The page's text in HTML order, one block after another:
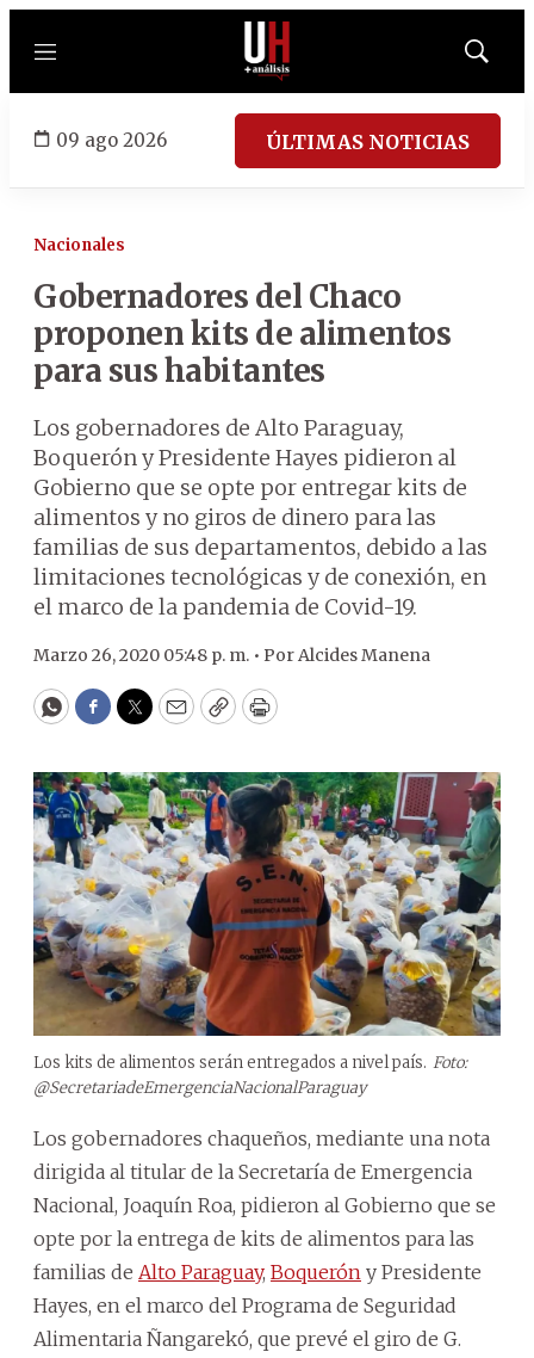
Menú
Mostrar
09 ago 2026 ÚLTIMAS NOTICIAS
Nacionales
Gobernadores del Chaco
proponen kits de alimentos
para sus habitantes
Los gobernadores de Alto Paraguay,
Boquerón y Presidente Hayes pidieron al
Gobierno que se opte por entregar kits de
alimentos y no giros de dinero para las
familias de sus departamentos, debido a las
limitaciones tecnológicas y de conexión, en
el marco de la pandemia de Covid-19.
Marzo 26, 2020 05:48 p. m. • PorAlcides Manena
WhatsApp
Facebook
Twitter
EmailCopyPrint
Los kits de alimentos serán entregados a nivel país. Foto:
@SecretariadeEmergenciaNacionalParaguay
Los gobernadores chaqueños, mediante una nota
dirigida al titular de la Secretaría de Emergencia
Nacional, Joaquín Roa, pidieron al Gobierno que se
opte por la entrega de kits de alimentos para las
familias de Alto Paraguay, Boquerón y Presidente
Hayes, en el marco del Programa de Seguridad
Alimentaria Ñangarekó, que prevé el giro de G.